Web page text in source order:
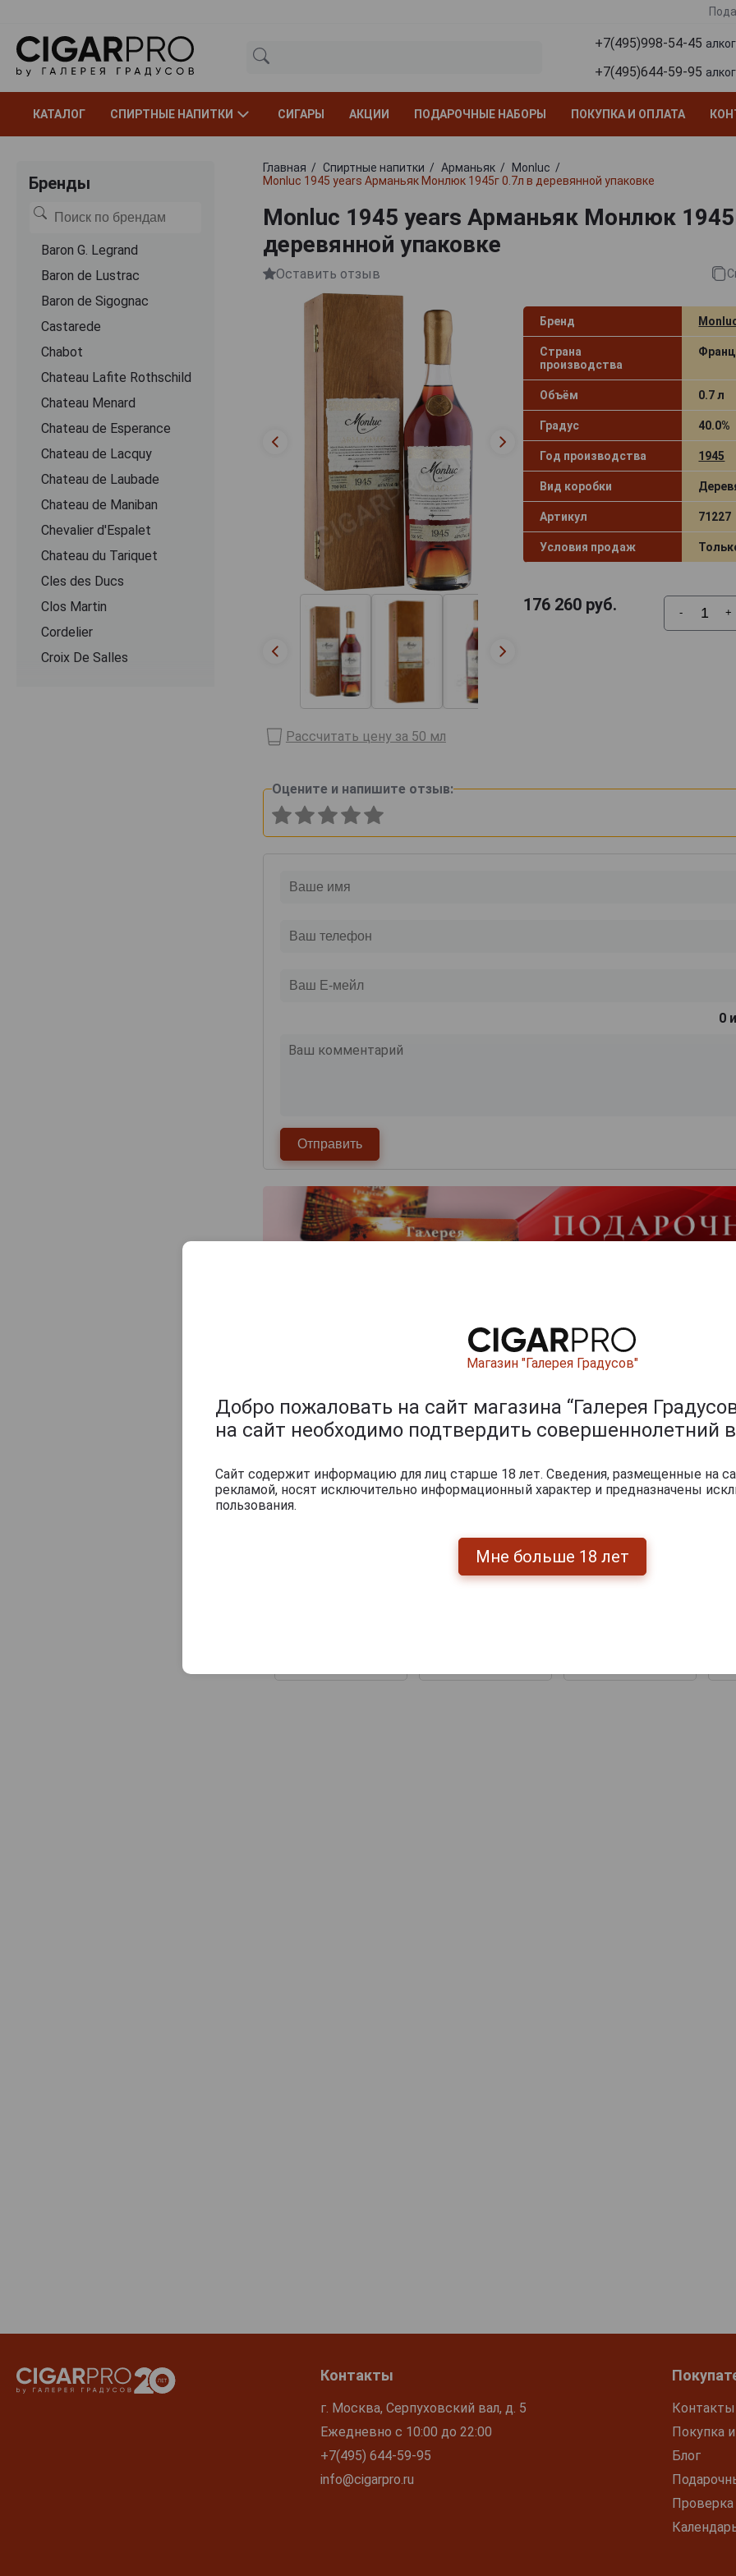
+7(495)998-54-45
+7(495)644-59-95
КАТАЛОГ СПИРТНЫЕ НАПИТКИ СИГАРЫ АКЦИИ ПОДАРОЧНЫЕ НАБОРЫ ПОКУПКА И ОПЛАТА
Бренды
Baron G. Legrand
Baron de Lustrac
Baron de Sigognac
Castarede
Chabot
Chateau Lafite Rothschild
Chateau Menard
Chateau de Esperance
Chateau de Lacquy
Chateau de Laubade
Chateau de Maniban
Chevalier d'Espalet
Chаteau du Tariquet
Cles des Ducs
Clos Martin
Cordelier
Croix De Salles
Главная Спиртные напитки Арманьяк
Monluc
Monluc 1945 years Арманьяк Монлюк 1945г 0.7л в деревянной упаковке
Monluc 1945 years Арманьяк Монлюк
деревянной упаковке
Оставить отзыв
Бренд
Страна
производства
Объём 0.7 л
Градус 40.0%
Год производства 1945
Вид коробки
Артикул 71227
Условия продаж
176 260руб. - +
Рассчитать цену за 50 мл
Оцените и напишите отзыв:
0
Контакты
г. Москва, Серпуховский вал, д. 5
Ежедневно с 10:00 до 22:00
+7(495) 644-59-95
info@cigarpro.ru
Контакты
Покупка
Блог
Магазин "Галерея Градусов"
Добро пожаловать на сайт магазина “Галерея
на сайт необходимо подтвердить совершеннолетний
Сайт содержит информацию для лиц старше 18 лет. Сведения, размещенные на
рекламой, носят исключительно информационный характер и предназначены
пользования.
Мне больше 18 лет